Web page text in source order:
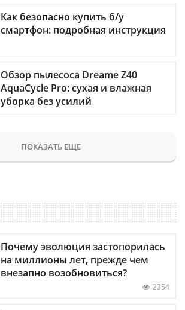
Как безопасно купить б/у
смартфон: подробная инструкция
Обзор пылесоса Dreame Z40
AquaCycle Pro: сухая и влажная
уборка без усилий
ПОКАЗАТЬ ЕЩЕ
Почему эволюция застопорилась
на миллионы лет, прежде чем
внезапно возобновиться?
2354